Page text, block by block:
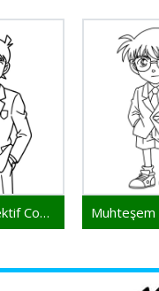
Sevimli Dedektif Conan